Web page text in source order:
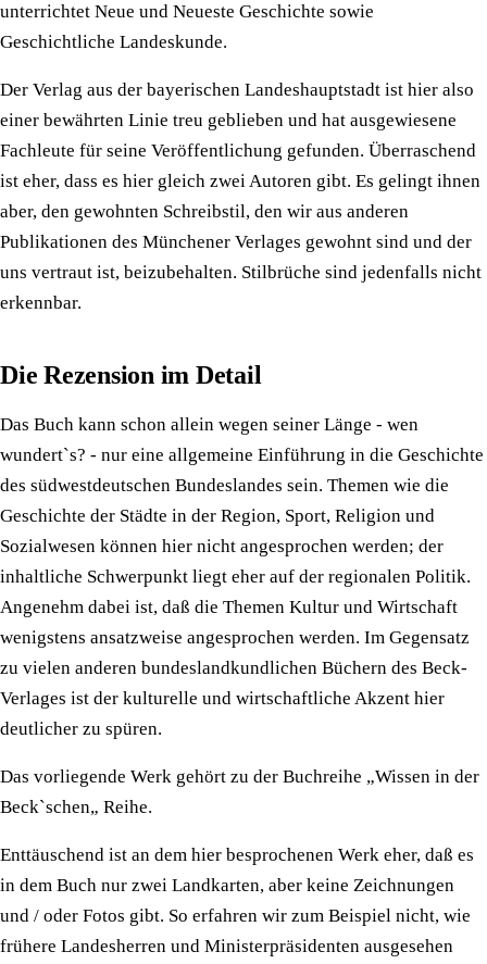
unterrichtet Neue und Neueste Geschichte sowie
Geschichtliche Landeskunde.
Der Verlag aus der bayerischen Landeshauptstadt ist hier also
einer bewährten Linie treu geblieben und hat ausgewiesene
Fachleute für seine Veröffentlichung gefunden. Überraschend
ist eher, dass es hier gleich zwei Autoren gibt. Es gelingt ihnen
aber, den gewohnten Schreibstil, den wir aus anderen
Publikationen des Münchener Verlages gewohnt sind und der
uns vertraut ist, beizubehalten. Stilbrüche sind jedenfalls nicht
erkennbar.
Die Rezension im Detail
Das Buch kann schon allein wegen seiner Länge - wen
wundert`s? - nur eine allgemeine Einführung in die Geschichte
des südwestdeutschen Bundeslandes sein. Themen wie die
Geschichte der Städte in der Region, Sport, Religion und
Sozialwesen können hier nicht angesprochen werden; der
inhaltliche Schwerpunkt liegt eher auf der regionalen Politik.
Angenehm dabei ist, daß die Themen Kultur und Wirtschaft
wenigstens ansatzweise angesprochen werden. Im Gegensatz
zu vielen anderen bundeslandkundlichen Büchern des Beck-
Verlages ist der kulturelle und wirtschaftliche Akzent hier
deutlicher zu spüren.
Das vorliegende Werk gehört zu der Buchreihe „Wissen in der
Beck`schen„ Reihe.
Enttäuschend ist an dem hier besprochenen Werk eher, daß es
in dem Buch nur zwei Landkarten, aber keine Zeichnungen
und / oder Fotos gibt. So erfahren wir zum Beispiel nicht, wie
frühere Landesherren und Ministerpräsidenten ausgesehen